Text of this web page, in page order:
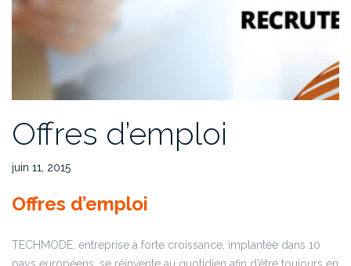
Offres d’emploi
juin 11, 2015
Offres d’emploi
TECHMODE, entreprise à forte croissance, implantée dans 10